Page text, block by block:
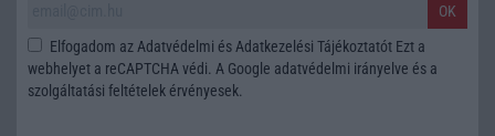
OK
Elfogadom az Adatvédelmi és Adatkezelési Tájékoztatót Ezt a
webhelyet a reCAPTCHA védi. A Google adatvédelmi irányelve és a
szolgáltatási feltételek érvényesek.